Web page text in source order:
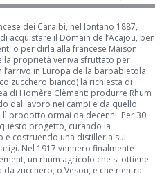
dei Caraibi, nel lontano 1887,
acquistare il Domain de l’Acajou, ben
o per dirla alla francese Maison
proprietà veniva sfruttato per
in Europa della barbabietola
zucchero bianco) la richiesta di
di Homère Clèment: produrre Rhum
dal lavoro nei campi e da quello
lì prodotto ormai da decenni. Per 30
progetto, curando la
e costruendo una distilleria sui
Nel 1917 vennero finalmente
un rhum agricolo che si ottiene
zucchero, o Vesou, e che rientra